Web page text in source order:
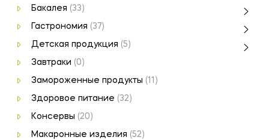
Бакалея (33)
Гастрономия (37)
Детская продукция (5)
Завтраки (0)
Замороженные продукты (11)
Здоровое питание (32)
Консервы (20)
Макаронные изделия (52)